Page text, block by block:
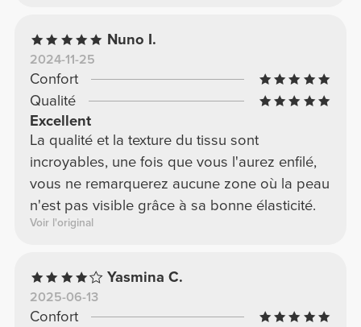
Nuno I.
2024-11-25
Confort
Qualité
Excellent
La qualité et la texture du tissu sont
incroyables, une fois que vous l'aurez enfilé,
vous ne remarquerez aucune zone où la peau
n'est pas visible grâce à sa bonne élasticité.
Voir l'original
Yasmina C.
2025-06-13
Confort